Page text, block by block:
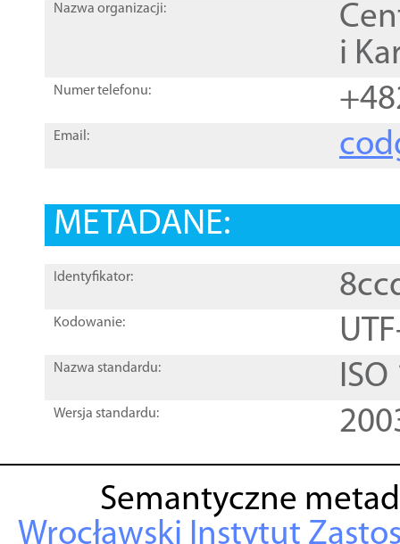
Nazwa organizacji:
i
Numer telefonu:
Email:
METADANE:
Identyfikator:
Kodowanie:
Nazwa standardu:
Wersja standardu:
Semantyczne
Wrocławski Instytut